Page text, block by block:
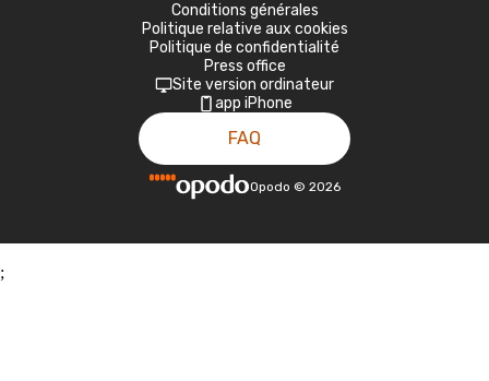
Conditions générales
Politique relative aux cookies
Politique de confidentialité
Press office
Site version ordinateur
app iPhone
FAQ
Opodo © 2026
;